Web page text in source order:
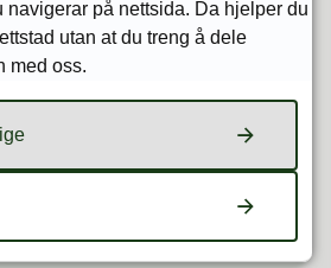
m.m.
navigerar på nettsida. Da hjelper du
utan at du treng å dele
med oss.